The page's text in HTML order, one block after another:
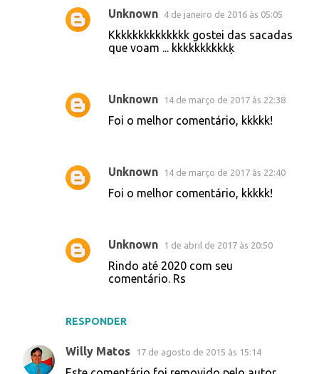
RESPONDER
Unknown 4 de janeiro de 2016 às 05:05
Kkkkkkkkkkkkkk gostei das sacadas
que voam ... kkkkkkkkkkķ
Unknown 14 de março de 2017 às 22:38
Foi o melhor comentário, kkkkk!
Unknown 14 de março de 2017 às 22:40
Foi o melhor comentário, kkkkk!
Unknown 1 de abril de 2017 às 20:50
Rindo até 2020 com seu
comentário. Rs
Willy Matos 17 de agosto de 2015 às 15:14